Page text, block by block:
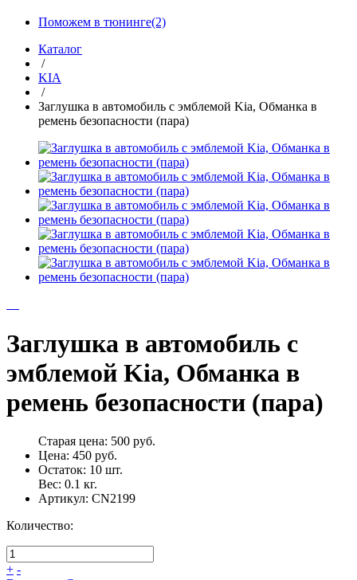
Поможем в тюнинге(2)
Каталог
/
KIA
/
Заглушка в автомобиль с эмблемой Kia, Обманка в
ремень безопасности (пара)
Заглушка в автомобиль с
эмблемой Kia, Обманка в
ремень безопасности (пара)
Старая цена: 500 руб.
Цена: 450 руб.
Остаток: 10 шт.
Вес: 0.1 кг.
Артикул: CN2199
Количество:
+ -